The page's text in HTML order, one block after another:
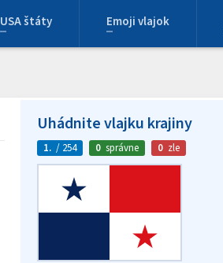
USA štáty Emoji vlajok
Uhádnite vlajku krajiny
1. / 254 0 správne 0 zle